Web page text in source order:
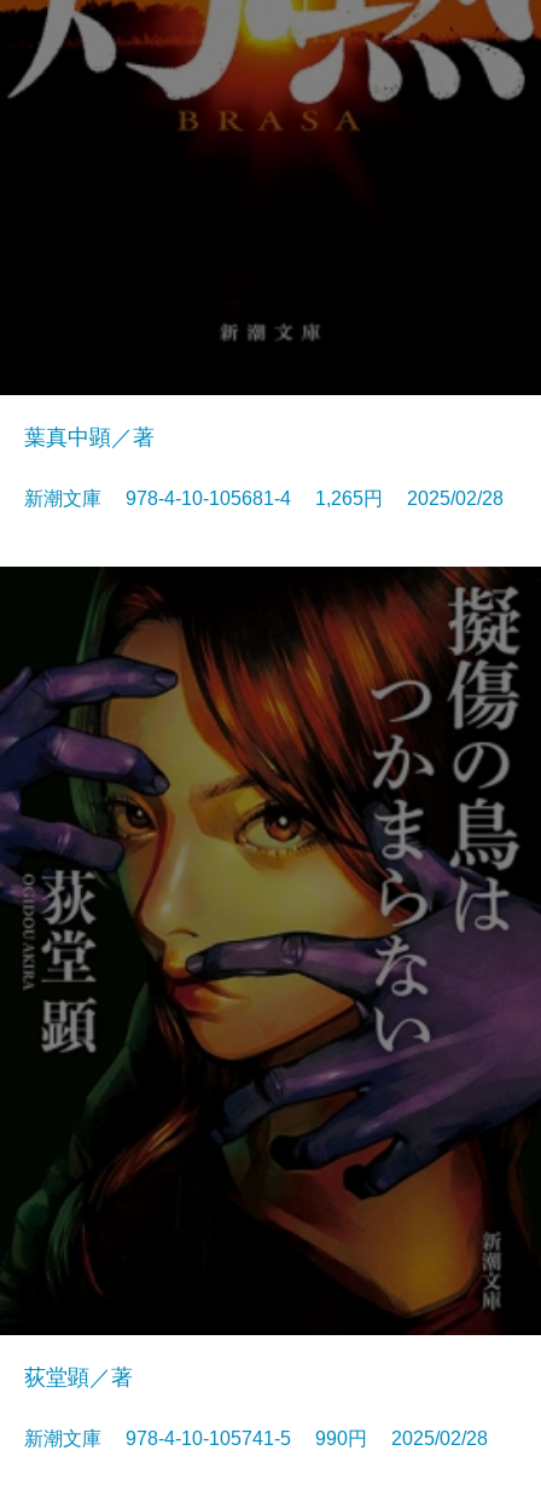
葉真中顕／著
新潮文庫 978-4-10-105681-4 1,265円 2025/02/28
荻堂顕／著
新潮文庫 978-4-10-105741-5 990円 2025/02/28